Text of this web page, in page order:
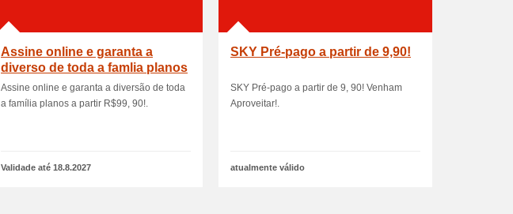
Assine online e garanta a
diverso de toda a famlia planos
a parti.
Assine online e garanta a diversão de toda
a família planos a partir R$99, 90!.
Validade até 18.8.2027
SKY Pré-pago a partir de 9,90!
SKY Pré-pago a partir de 9, 90! Venham
Aproveitar!.
atualmente válido